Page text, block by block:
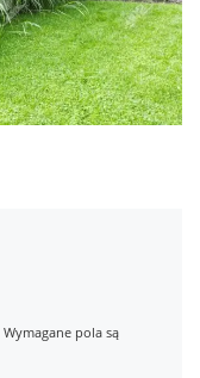
Wymagane pola są